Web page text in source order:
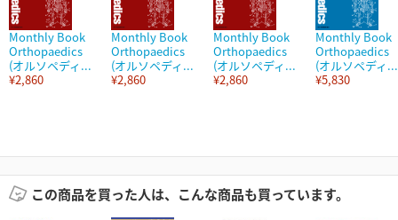
Monthly Book
Orthopaedics
(オルソペディ...
¥2,860
Monthly Book
Orthopaedics
(オルソペディ...
¥2,860
Monthly Book
Orthopaedics
(オルソペディ...
¥2,860
Monthly Book
Orthopaedics
(オルソペディ...
¥5,830
この商品を買った人は、こんな商品も買っています。